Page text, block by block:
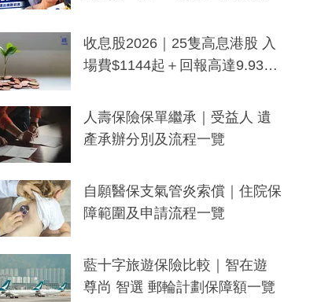
一度被誤當詐騙手段
收息股2026｜25隻高息港股 入
場費$1144起＋回報高達9.93
人壽保險保單繼承｜受益人 遺
產承辦分別及流程一覽
自願醫保支氣管炎索償｜住院保
障範圍及申請流程一覽
藍十字旅遊保險比較｜智在遊
尊尚 智選 郵輪計劃保障額一覽